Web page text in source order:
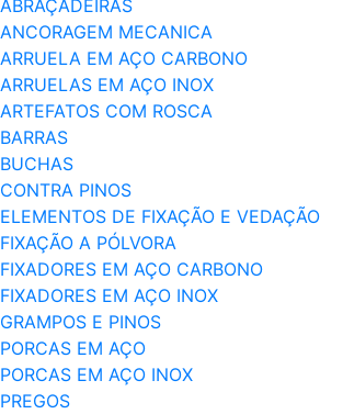
ABRAÇADEIRAS
ANCORAGEM MECANICA
ARRUELA EM AÇO CARBONO
ARRUELAS EM AÇO INOX
ARTEFATOS COM ROSCA
BARRAS
BUCHAS
CONTRA PINOS
ELEMENTOS DE FIXAÇÃO E VEDAÇÃO
FIXAÇÃO A PÓLVORA
FIXADORES EM AÇO CARBONO
FIXADORES EM AÇO INOX
GRAMPOS E PINOS
PORCAS EM AÇO
PORCAS EM AÇO INOX
PREGOS